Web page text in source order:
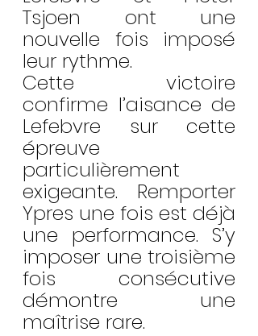
Tsjoen ont une
nouvelle fois imposé
leur rythme.
Cette victoire
confirme l’aisance de
Lefebvre sur cette
épreuve
particulièrement
exigeante. Remporter
Ypres une fois est déjà
une performance. S’y
imposer une troisième
fois consécutive
démontre une
maîtrise rare.